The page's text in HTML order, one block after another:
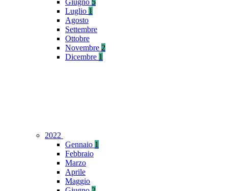
Giugno 5
Luglio 1
Agosto
Settembre
Ottobre
Novembre 2
Dicembre 1
2022
Gennaio 1
Febbraio
Marzo
Aprile
Maggio